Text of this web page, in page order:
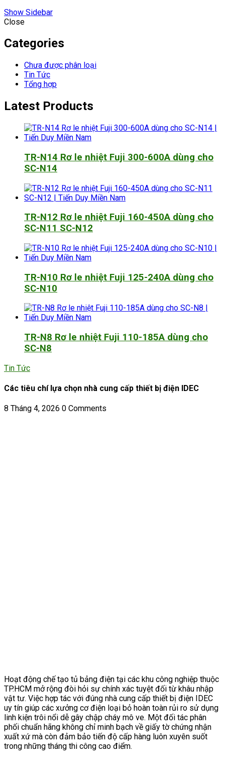
Show Sidebar
Close
Categories
Chưa được phân loại
Tin Tức
Tổng hợp
Latest Products
TR-N14 Rơ le nhiệt Fuji 300-600A dùng cho
SC-N14
TR-N12 Rơ le nhiệt Fuji 160-450A dùng cho
SC-N11 SC-N12
TR-N10 Rơ le nhiệt Fuji 125-240A dùng cho
SC-N10
TR-N8 Rơ le nhiệt Fuji 110-185A dùng cho
SC-N8
Tin Tức
Các tiêu chí lựa chọn nhà cung cấp thiết bị điện IDEC
8 Tháng 4, 2026 0 Comments
Hoạt động chế tạo tủ bảng điện tại các khu công nghiệp thuộc
TP.HCM mở rộng đòi hỏi sự chính xác tuyệt đối từ khâu nhập
vật tư. Việc hợp tác với đúng nhà cung cấp thiết bị điện IDEC
uy tín giúp các xưởng cơ điện loại bỏ hoàn toàn rủi ro sử dụng
linh kiện trôi nổi dễ gây chập cháy mô ve. Một đối tác phân
phối chuẩn hãng không chỉ minh bạch về giấy tờ chứng nhận
xuất xứ mà còn đảm bảo tiến độ cấp hàng luôn xuyên suốt
trong những tháng thi công cao điểm.